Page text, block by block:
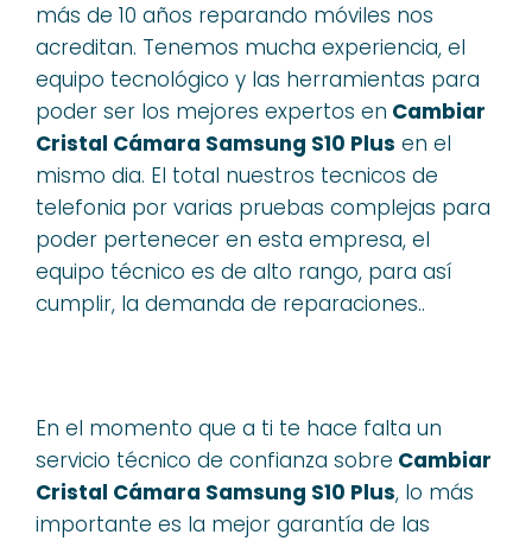
más de 10 años reparando móviles nos
acreditan. Tenemos mucha experiencia, el
equipo tecnológico y las herramientas para
poder ser los mejores expertos en Cambiar
Cristal Cámara Samsung S10 Plus en el
mismo dia. El total nuestros tecnicos de
telefonia por varias pruebas complejas para
poder pertenecer en esta empresa, el
equipo técnico es de alto rango, para así
cumplir, la demanda de reparaciones..
En el momento que a ti te hace falta un
servicio técnico de confianza sobre Cambiar
Cristal Cámara Samsung S10 Plus, lo más
importante es la mejor garantía de las